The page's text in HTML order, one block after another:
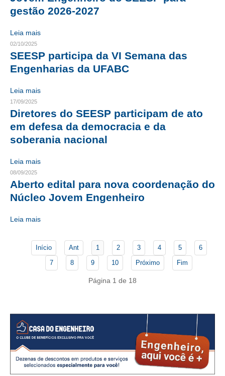
CURSOS
ENGENHEIRO EMPREENDEDOR
PLATAFORMAS GRATUITAS
BENEFÍCIOS
APOSENTADORIA
CONVÊNIOS
PLANO DE SAÚDE
CAMPANHAS SALARIAIS
COMUNICAÇÃO
CONTEÚDO ESPECIAL
JORNAL DO ENGENHEIRO
AGENDA
gestão 2026-2027
Leia mais
02/10/2025
SEESP participa da VI Semana das
Engenharias da UFABC
Leia mais
17/09/2025
Diretores do SEESP participam de ato
em defesa da democracia e da
soberania nacional
Leia mais
08/09/2025
Aberto edital para nova coordenação do
Núcleo Jovem Engenheiro
Leia mais
Início Ant 1 2 3 4 5
6
7
8 9 10 Próximo Fim
Página 1 de 18